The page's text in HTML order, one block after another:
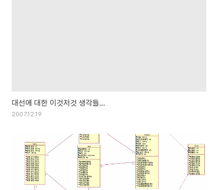
대선에 대한 이것저것 생각들...
2007.12.19